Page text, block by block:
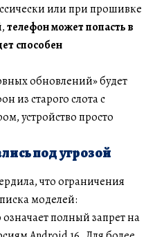
или при прошивке
телефон может попасть в
способен
обновлений» будет
из старого слота с
устройство просто
под угрозой
что ограничения
моделей:
означает полный запрет на